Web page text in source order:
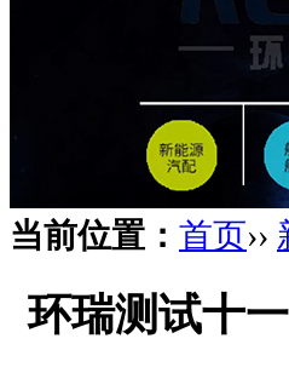
当前位置： 首页››
环瑞测试十